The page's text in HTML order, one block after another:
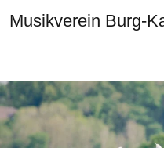
Musikverein Burg-